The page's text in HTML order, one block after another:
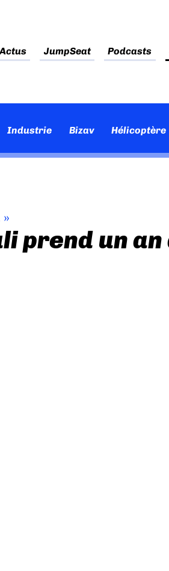
JumpSeat Podcasts
Industrie Bizav Hélicoptère
»
prend un an